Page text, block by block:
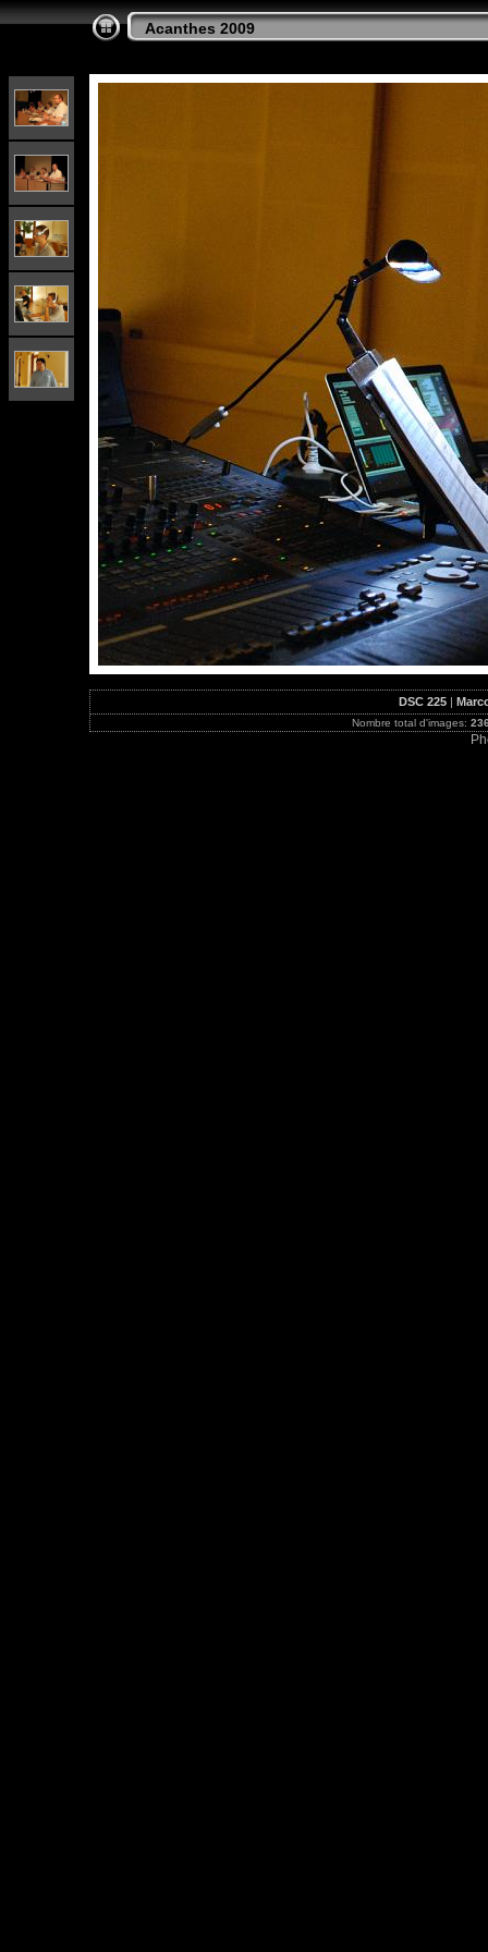
Acanthes 2009
DSC 225|
Nombre total d'images: